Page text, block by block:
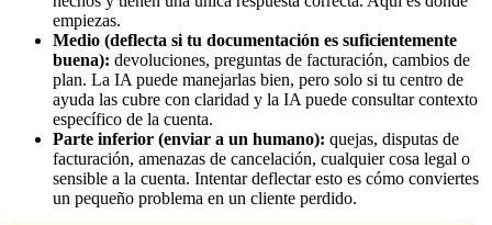
empiezas.
Medio (deflecta si tu documentación es suficientemente
buena): devoluciones, preguntas de facturación, cambios de
plan. La IA puede manejarlas bien, pero solo si tu centro de
ayuda las cubre con claridad y la IA puede consultar contexto
específico de la cuenta.
Parte inferior (enviar a un humano): quejas, disputas de
facturación, amenazas de cancelación, cualquier cosa legal o
sensible a la cuenta. Intentar deflectar esto es cómo conviertes
un pequeño problema en un cliente perdido.